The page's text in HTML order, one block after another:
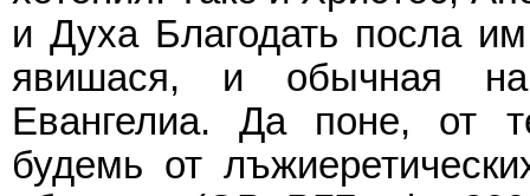
и Духа Благодать посла
явишася, и обычная
Евангелиа. Да поне, от
будемь от